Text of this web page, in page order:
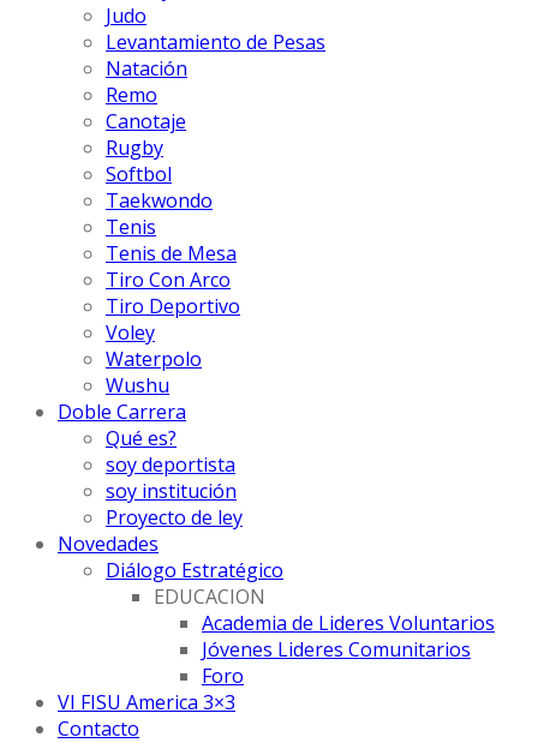
Judo
Levantamiento de Pesas
Natación
Remo
Canotaje
Rugby
Softbol
Taekwondo
Tenis
Tenis de Mesa
Tiro Con Arco
Tiro Deportivo
Voley
Waterpolo
Wushu
Doble Carrera
Qué es?
soy deportista
soy institución
Proyecto de ley
Novedades
Diálogo Estratégico
EDUCACION
Academia de Lideres Voluntarios
Jóvenes Lideres Comunitarios
Foro
VI FISU America 3×3
Contacto